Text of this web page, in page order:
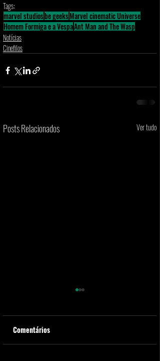
Tags:
marvel studiosbe geeksMarvel cinematic Universe
Homem Formiga e a VespaAnt Man and The Wasp
Notícias
Cinefilos
Posts Relacionados Ver tudo
Comentários